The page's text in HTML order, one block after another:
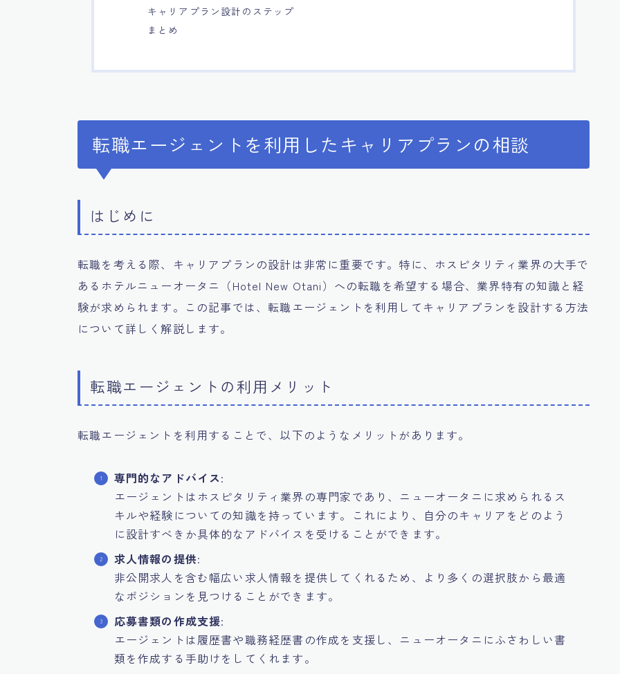
キャリアプラン設計のステップ
まとめ
転職エージェントを利用したキャリアプランの相談
はじめに
転職を考える際、キャリアプランの設計は非常に重要です。特に、ホスピタリティ業界の大手で
あるホテルニューオータニ（Hotel New Otani）への転職を希望する場合、業界特有の知識と経
験が求められます。この記事では、転職エージェントを利用してキャリアプランを設計する方法
について詳しく解説します。
転職エージェントの利用メリット
転職エージェントを利用することで、以下のようなメリットがあります。
専門的なアドバイス:
エージェントはホスピタリティ業界の専門家であり、ニューオータニに求められるス
キルや経験についての知識を持っています。これにより、自分のキャリアをどのよう
に設計すべきか具体的なアドバイスを受けることができます。
求人情報の提供:
非公開求人を含む幅広い求人情報を提供してくれるため、より多くの選択肢から最適
なポジションを見つけることができます。
応募書類の作成支援:
エージェントは履歴書や職務経歴書の作成を支援し、ニューオータニにふさわしい書
類を作成する手助けをしてくれます。